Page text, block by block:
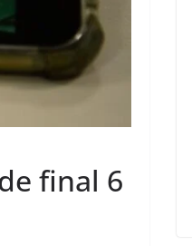
final 6